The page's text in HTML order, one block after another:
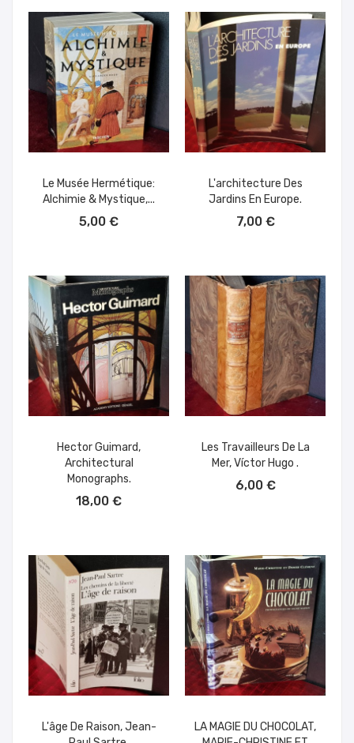
Le Musée Hermétique:
Alchimie & Mystique,...
5,00 €
L'architecture Des
Jardins En Europe.
7,00 €
Hector Guimard,
Architectural
Monographs.
18,00 €
Les Travailleurs De La
Mer, Víctor Hugo .
6,00 €
L'âge De Raison, Jean-
LA MAGIE DU CHOCOLAT,